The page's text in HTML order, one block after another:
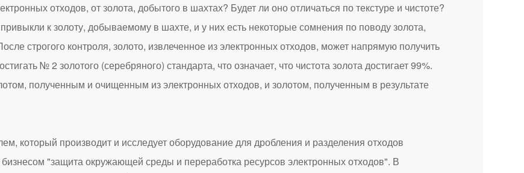
отходов, от золота, добытого в шахтах? Будет ли оно отличаться по текстуре и чистоте?
к золоту, добываемому в шахте, и у них есть некоторые сомнения по поводу золота,
строгого контроля, золото, извлеченное из электронных отходов, может напрямую получить
№ 2 золотого (серебряного) стандарта, что означает, что чистота золота достигает 99%.
полученным и очищенным из электронных отходов, и золотом, полученным в результате
который производит и исследует оборудование для дробления и разделения отходов
"защита окружающей среды и переработка ресурсов электронных отходов". В